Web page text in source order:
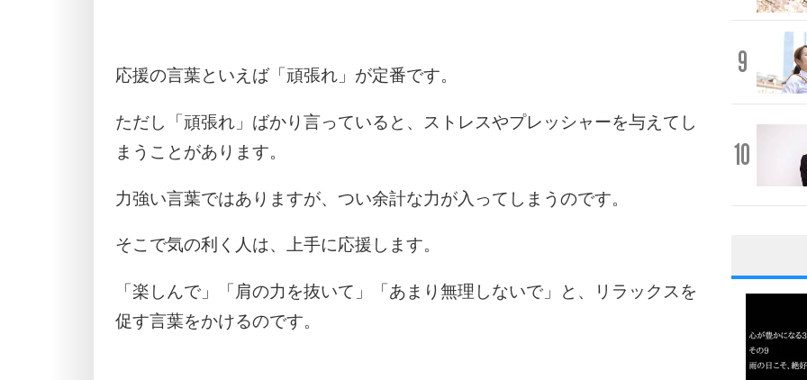
応援の言葉といえば「頑張れ」が定番です。
ただし「頑張れ」ばかり言っていると、ストレスやプレッシャーを与えてし
まうことがあります。
力強い言葉ではありますが、つい余計な力が入ってしまうのです。
そこで気の利く人は、上手に応援します。
「楽しんで」「肩の力を抜いて」「あまり無理しないで」と、リラックスを
促す言葉をかけるのです。
9
10
1